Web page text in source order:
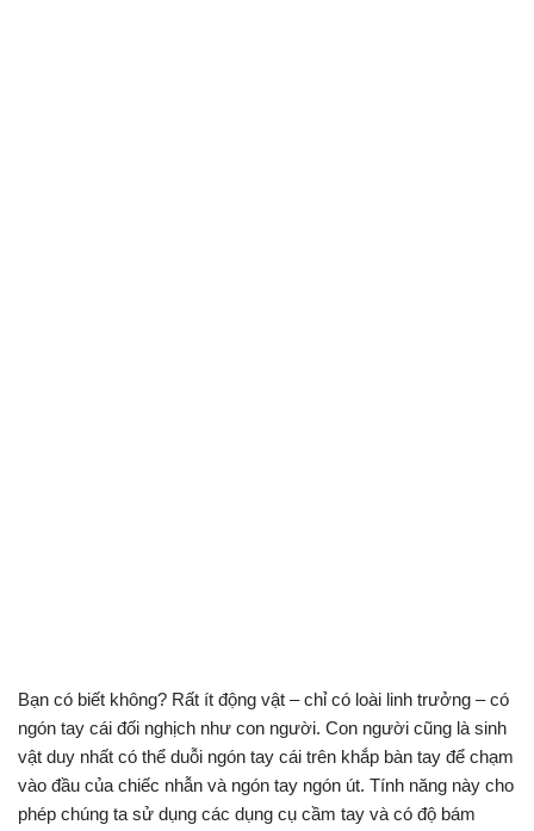
Bạn có biết không? Rất ít động vật – chỉ có loài linh trưởng – có
ngón tay cái đối nghịch như con người. Con người cũng là sinh
vật duy nhất có thể duỗi ngón tay cái trên khắp bàn tay để chạm
vào đầu của chiếc nhẫn và ngón tay ngón út. Tính năng này cho
phép chúng ta sử dụng các dụng cụ cầm tay và có độ bám